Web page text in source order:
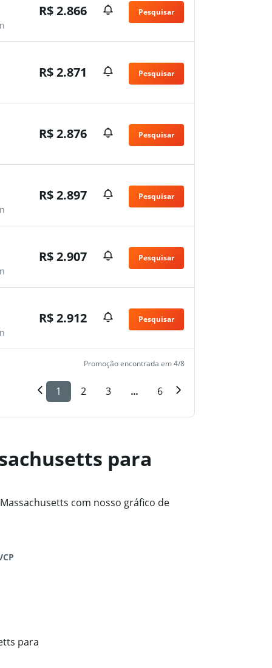
R$ 2.866 Pesquisar
R$ 2.871 Pesquisar
R$ 2.876 Pesquisar
R$ 2.897 Pesquisar
R$ 2.907 Pesquisar
R$ 2.912 Pesquisar
Promoção encontrada em 4/8
1 2 3 ... 6
para
com nosso gráfico de
para